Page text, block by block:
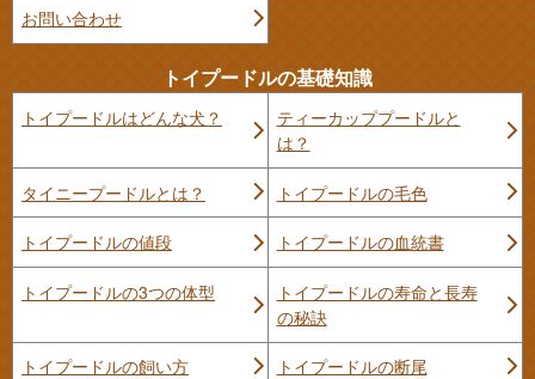
お問い合わせ
トイプードルの基礎知識
トイプードルはどんな犬？
ティーカッププードルと
は？
タイニープードルとは？ トイプードルの毛色
トイプードルの値段 トイプードルの血統書
トイプードルの3つの体型
トイプードルの寿命と長寿
の秘訣
トイプードルの飼い方 トイプードルの断尾